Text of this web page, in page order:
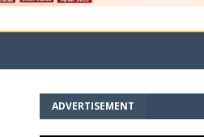
ADVERTISEMENT